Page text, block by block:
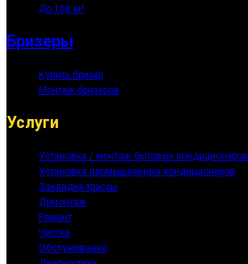
До 108 м²
Бризеры
Купить бризер
Монтаж бризеров
Услуги
Установка / монтаж бытовых кондиционеров
Установка промышленных кондиционеров
Закладка трассы
Демонтаж
Ремонт
Чистка
Обслуживание